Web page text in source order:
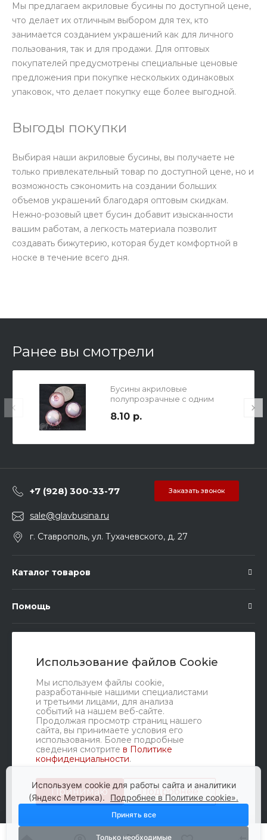
Использование файлов Cookie
Мы используем файлы cookie,
разработанные нашими специалистами
и третьими лицами, для анализа
событий на нашем веб-сайте.
Продолжая просмотр страниц нашего
сайта, вы принимаете условия его
использования. Более подробные
сведения смотрите в Политике
конфиденциальности.
Принимаю Подробнее
Мы предлагаем акриловые бусины по доступной цене,
что делает их отличным выбором для тех, кто
занимается созданием украшений как для личного
пользования, так и для продажи. Для оптовых
покупателей предусмотрены специальные ценовые
предложения при покупке нескольких одинаковых
упаковок, что делает покупку еще более выгодной.
Выгоды покупки
Выбирая наши акриловые бусины, вы получаете не
только привлекательный товар по доступной цене, но и
возможность сэкономить на создании больших
объемов украшений благодаря оптовым скидкам.
Нежно-розовый цвет бусин добавит изысканности
вашим работам, а легкость материала позволит
создавать бижутерию, которая будет комфортной в
носке в течение всего дня.
Ранее вы смотрели
Бусины акриловые
полупрозрачные с одним
р 15мм, отв. 3.5х10мм.
8.10 р.
+7 (928) 300-33-77 Заказать звонок
sale@glavbusina.ru
г. Ставрополь, ул. Тухачевского, д. 27
Каталог товаров
Помощь
Мы в соц. сетях
Используем cookie для работы сайта и аналитики
(Яндекс Метрика). Подробнее в Политике cookie».
Принять все
Только необходимые